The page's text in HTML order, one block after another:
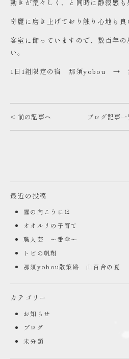
動きが荒々しく、と同時に静寂感も
奇麗に磨き上げており触り心地も良
客室に飾っていますので、数百年
い。
1日1組限定の宿 那須yobou →
< 前の記事へ ブログ記事一
最近の投稿
霧の向こうには
オオルリの子育て
職人芸 ～番傘～
トビの帆翔
那須yobou散策路 山百合の夏
カテゴリー
お知らせ
ブログ
未分類